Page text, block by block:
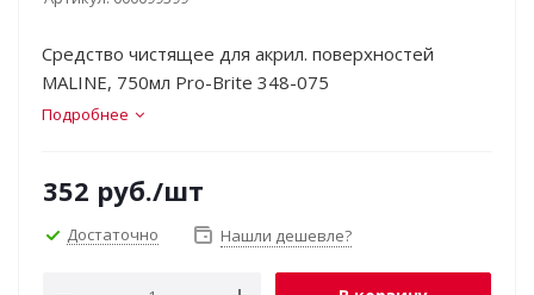
Средство чистящее для акрил. поверхностей
MALINE, 750мл Pro-Brite 348-075
Подробнее
352 руб./шт
Достаточно Нашли дешевле?